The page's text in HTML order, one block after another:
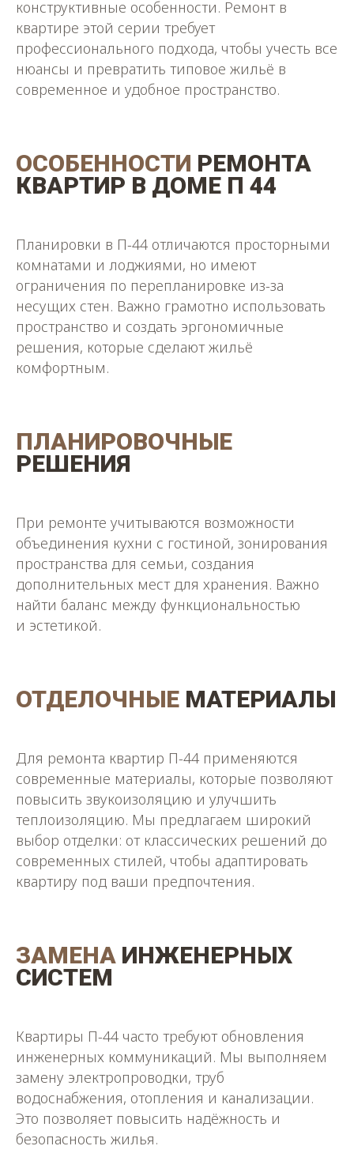
конструктивные особенности. Ремонт в
квартире этой серии требует
профессионального подхода, чтобы учесть все
нюансы и превратить типовое жильё в
современное и удобное пространство.
ОСОБЕННОСТИ РЕМОНТА
КВАРТИР В ДОМЕ П 44
Планировки в П-44 отличаются просторными
комнатами и лоджиями, но имеют
ограничения по перепланировке из-за
несущих стен. Важно грамотно использовать
пространство и создать эргономичные
решения, которые сделают жильё
комфортным.
ПЛАНИРОВОЧНЫЕ
РЕШЕНИЯ
При ремонте учитываются возможности
объединения кухни с гостиной, зонирования
пространства для семьи, создания
дополнительных мест для хранения. Важно
найти баланс между функциональностью
и эстетикой.
ОТДЕЛОЧНЫЕ МАТЕРИАЛЫ
Для ремонта квартир П-44 применяются
современные материалы, которые позволяют
повысить звукоизоляцию и улучшить
теплоизоляцию. Мы предлагаем широкий
выбор отделки: от классических решений до
современных стилей, чтобы адаптировать
квартиру под ваши предпочтения.
ЗАМЕНА ИНЖЕНЕРНЫХ
СИСТЕМ
Квартиры П-44 часто требуют обновления
инженерных коммуникаций. Мы выполняем
замену электропроводки, труб
водоснабжения, отопления и канализации.
Это позволяет повысить надёжность и
безопасность жилья.
РАЗРАБОТКА ДИЗАЙН-
ПРОЕКТА